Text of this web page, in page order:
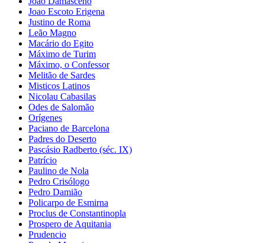
Joao Escoto Erigena
Justino de Roma
Leão Magno
Macário do Egito
Máximo de Turim
Máximo, o Confessor
Melitão de Sardes
Misticos Latinos
Nicolau Cabasilas
Odes de Salomão
Orígenes
Paciano de Barcelona
Padres do Deserto
Pascásio Radberto (séc. IX)
Patrício
Paulino de Nola
Pedro Crisólogo
Pedro Damião
Policarpo de Esmirna
Proclus de Constantinopla
Prospero de Aquitania
Prudencio